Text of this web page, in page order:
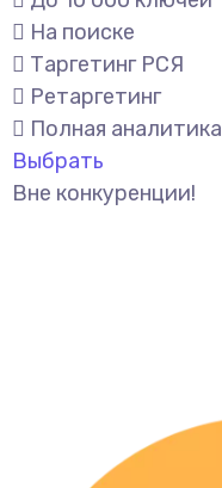
На поиске
Таргетинг РСЯ
Ретаргетинг
Полная аналитика
Выбрать
Вне конкуренции!